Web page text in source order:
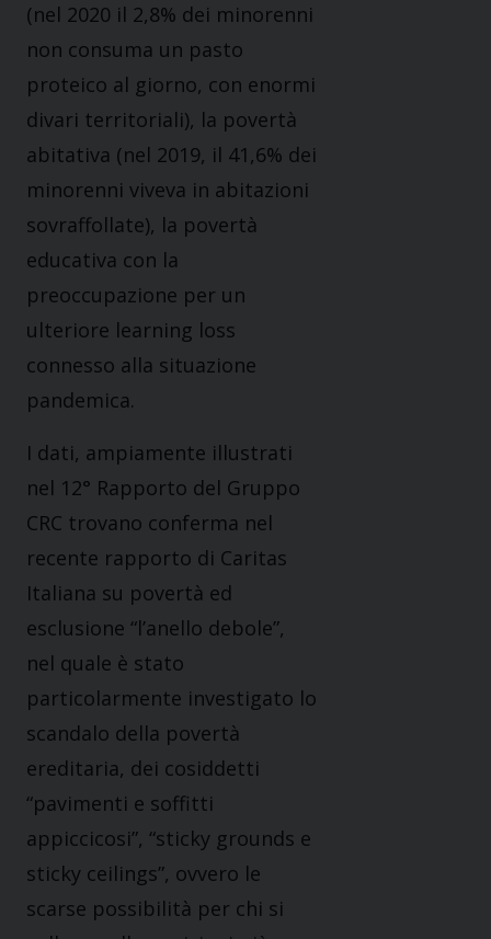
(nel 2020 il 2,8% dei minorenni
non consuma un pasto
proteico al giorno, con enormi
divari territoriali), la povertà
abitativa (nel 2019, il 41,6% dei
minorenni viveva in abitazioni
sovraffollate), la povertà
educativa con la
preoccupazione per un
ulteriore learning loss
connesso alla situazione
pandemica.
I dati, ampiamente illustrati
nel 12° Rapporto del Gruppo
CRC trovano conferma nel
recente rapporto di Caritas
Italiana su povertà ed
esclusione “l’anello debole”,
nel quale è stato
particolarmente investigato lo
scandalo della povertà
ereditaria, dei cosiddetti
“pavimenti e soffitti
appiccicosi”, “sticky grounds e
sticky ceilings”, ovvero le
scarse possibilità per chi si